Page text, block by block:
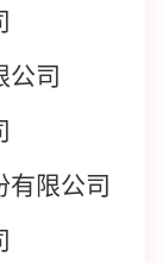
公司
有限公司